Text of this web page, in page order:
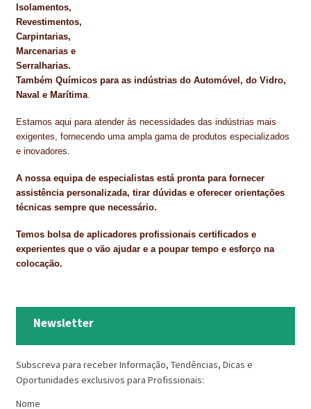
Isolamentos,
Revestimentos,
Carpintarias,
Marcenarias e
Serralharias.
Também Químicos para as indústrias do Automóvel, do Vidro,
Naval e Marítima.
Estamos aqui para atender às necessidades das indústrias mais
exigentes, fornecendo uma ampla gama de produtos especializados
e inovadores.
A nossa equipa de especialistas está pronta para fornecer
assistência personalizada, tirar dúvidas e oferecer orientações
técnicas sempre que necessário.
Temos bolsa de aplicadores profissionais certificados e
experientes que o vão ajudar e a poupar tempo e esforço na
colocação.
Newsletter
Subscreva para receber Informação, Tendências, Dicas e
Oportunidades exclusivos para Profissionais:
Nome